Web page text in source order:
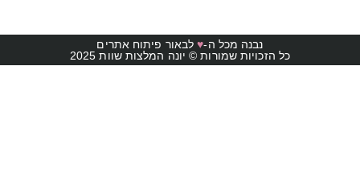
נבנה מכל ה-♥לבאור פיתוח אתרים
כל הזכויות שמורות © יונה המלצות שוות 2025